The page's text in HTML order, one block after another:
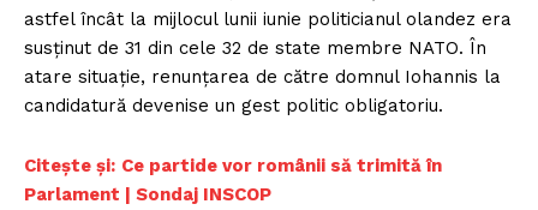
astfel încât la mijlocul lunii iunie politicianul olandez era
susținut de 31 din cele 32 de state membre NATO. În
atare situație, renunțarea de către domnul Iohannis la
candidatură devenise un gest politic obligatoriu.
Citește și: Ce partide vor românii să trimită în
Parlament | Sondaj INSCOP